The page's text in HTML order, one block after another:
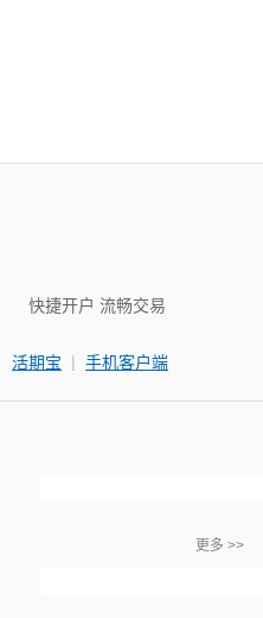
快捷开户 流畅交易
活期宝 | 手机客户端
更多 >>